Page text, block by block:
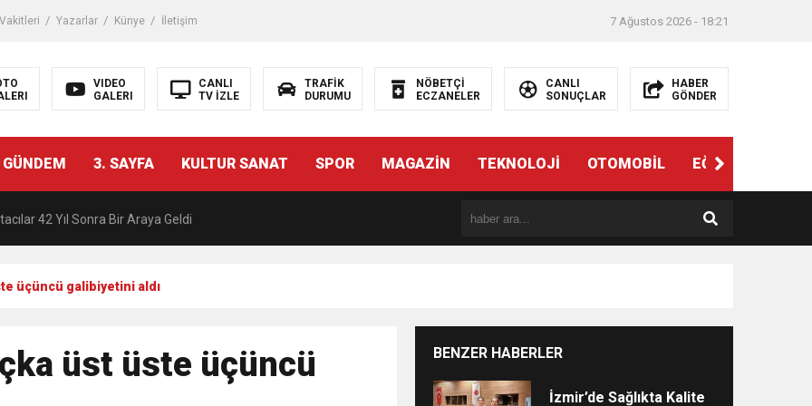
Yazarlar Künye İletişim 7 Ağustos 2026 - 18:21
VIDEO
GALERI
CANLI
TV İZLE
TRAFİK
DURUMU
NÖBETÇİ
ECZANELER
CANLI
SONUÇLAR
HABER
GÖNDER
3. SAYFA KULTUR SANAT SPOR MAGAZİN TEKNOLOJİ OTOMOBİL EĞİTİM
Tanıdığı İsim: Abdulrezak Kaldan Torbalı Yolunda
42 Yıl Sonra Bir Araya Geldi
Dr. Mehmet Muharrem Kasapoğlu’ndan Çiğli Maltepespor Kulübü’ne
üçüncü galibiyetini aldı
üst üste üçüncü
BENZER HABERLER
İzmir’de Sağlıkta Kalite